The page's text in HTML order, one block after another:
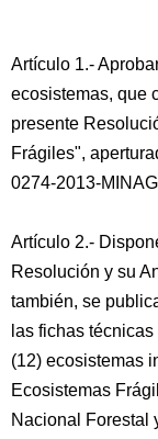
Artículo 1.-
ecosistemas, que
presente
Frágiles",
0274-2013-
Artículo 2.-
Resolución y su
también, se
las fichas
(12) ecosistemas
Ecosistemas
Nacional Forestal